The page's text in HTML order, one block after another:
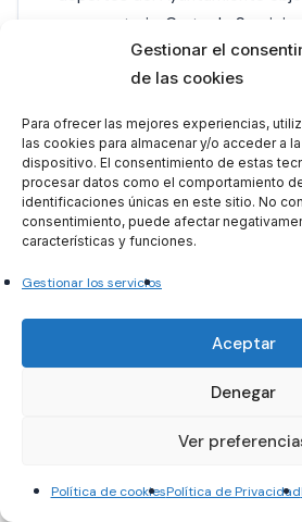
Gestionar el
de las cookies
Para ofrecer las mejores experiencias,
las cookies para almacenar y/o acceder a
dispositivo. El consentimiento de estas
procesar datos como el comportamiento
identificaciones únicas en este sitio. No
consentimiento, puede afectar
características y funciones.
Gestionar los servicios
Aceptar
Denegar
Ver
Política de cookiesPolítica de Privacidad
convocatoria. Carta de
actividades deportivas y
instalaciones deportivas. Oferta
Ayudas y subvenciones.
TEMA 65.-Dirección de los
municipales: Programas
escolar. Diseño y planificación
actividades. Valores e inclusión
TEMA 66.-Dirección de los
municipales: Programas
personas mayores principios
principios deportivos. Tipos de
Objetivos y características.